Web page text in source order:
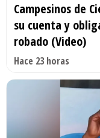
Campesinos de
su cuenta y
robado (Video)
Hace 23 horas